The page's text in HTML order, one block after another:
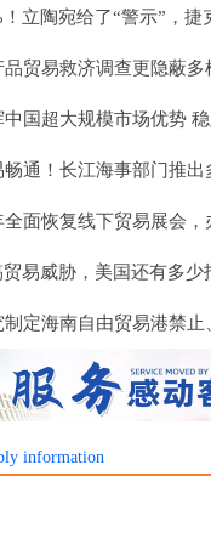
贸易救济调查更隐蔽多
国超大规模市场优势
畅通！长江海事部门推出
易威胁，美国还有多少
information